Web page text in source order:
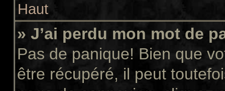
Haut
» J’ai perdu mon mot de
Pas de panique! Bien que
être récupéré, il peut